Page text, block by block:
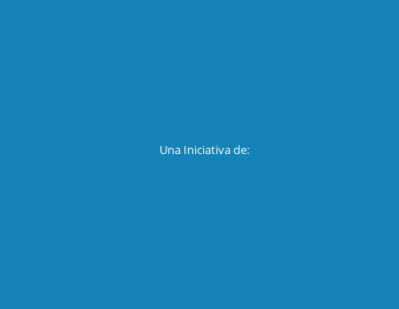
Una Iniciativa de: